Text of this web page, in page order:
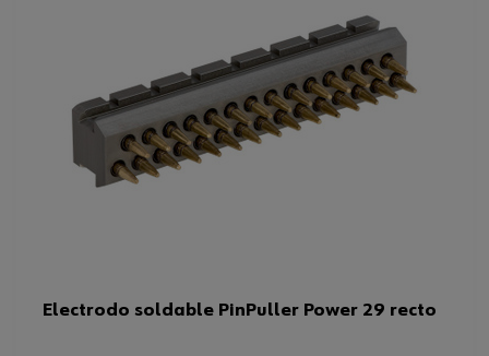
Electrodo soldable PinPuller Power 29 recto